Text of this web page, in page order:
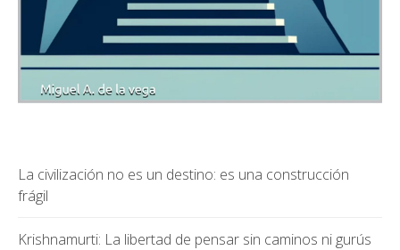
La civilización no es un destino: es una construcción
frágil
Krishnamurti: La libertad de pensar sin caminos ni gurús